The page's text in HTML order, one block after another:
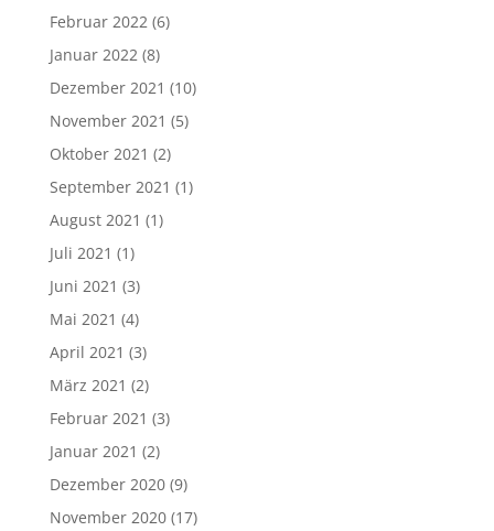
Februar 2022 (6)
Januar 2022 (8)
Dezember 2021 (10)
November 2021 (5)
Oktober 2021 (2)
September 2021 (1)
August 2021 (1)
Juli 2021 (1)
Juni 2021 (3)
Mai 2021 (4)
April 2021 (3)
März 2021 (2)
Februar 2021 (3)
Januar 2021 (2)
Dezember 2020(9)
November 2020(17)